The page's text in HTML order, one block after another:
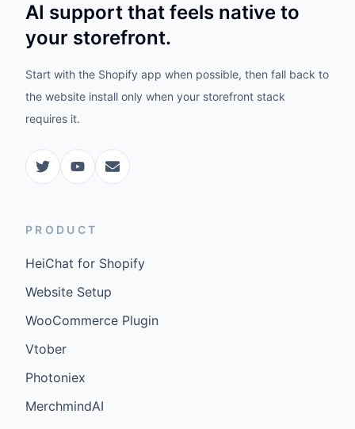
AI support that feels native to
your storefront.
Start with the Shopify app when possible, then fall back to
the website install only when your storefront stack
requires it.
PRODUCT
HeiChat for Shopify
Website Setup
WooCommerce Plugin
Vtober
Photoniex
MerchmindAI